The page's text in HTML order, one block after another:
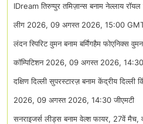
IDream तिरुप्पुर तमिज़ान्स बनाम नेल्लाय
लीग 2026, 09 अगस्त 2026, 15:00
लंदन स्पिरिट वुमन बनाम बर्मिंगहैम फोएनिक्स
कॉम्पिटिशन 2026, 09 अगस्त 2026,
दक्षिण दिल्ली सुपरस्टारज़ बनाम केंद्रीय दिल्ली
2026, 09 अगस्त 2026, 14:30 जीएमटी
सनराइजर्स लीड्स बनाम वेल्श फायर, 27वें मैच,